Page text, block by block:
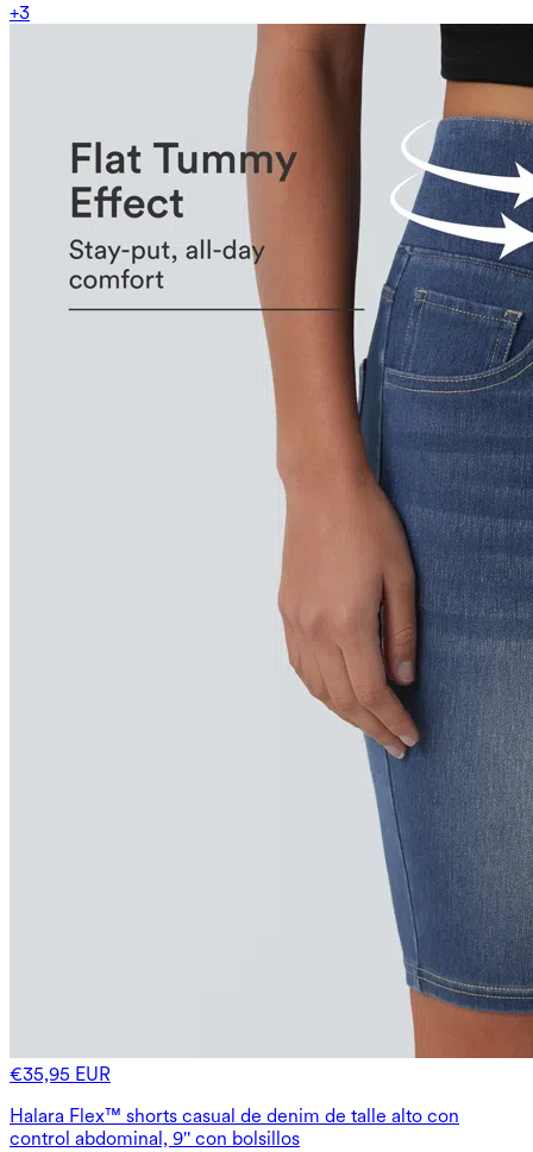
+3
€35,95 EUR
Halara Flex™ shorts casual de denim de talle alto con
control abdominal, 9'' con bolsillos